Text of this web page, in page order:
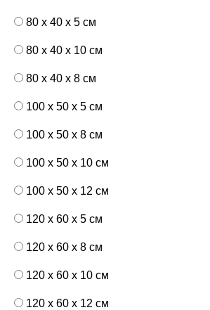
80 x 40 x 5 см
80 x 40 x 10 см
80 x 40 x 8 см
100 x 50 x 5 см
100 х 50 х 8 см
100 x 50 x 10 см
100 x 50 x 12 см
120 x 60 x 5 см
120 x 60 x 8 см
120 x 60 x 10 см
120 x 60 x 12 см